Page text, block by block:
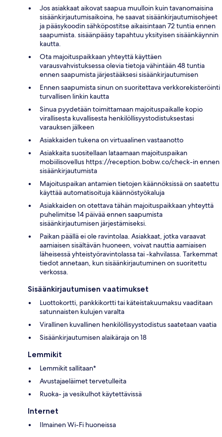
Jos asiakkaat aikovat saapua muulloin kuin tavanomaisina
sisäänkirjautumisaikoina, he saavat sisäänkirjautumisohjeet
ja pääsykoodin sähköpostitse aikaisintaan 72 tuntia ennen
saapumista. sisäänpääsy tapahtuu yksityisen sisäänkäynnin
kautta.
Ota majoituspaikkaan yhteyttä käyttäen
varausvahvistuksessa olevia tietoja vähintään 48 tuntia
ennen saapumista järjestääksesi sisäänkirjautumisen
Ennen saapumista sinun on suoritettava verkkorekisteröinti
turvallisen linkin kautta
Sinua pyydetään toimittamaan majoituspaikalle kopio
virallisesta kuvallisesta henkilöllisyystodistuksestasi
varauksen jälkeen
Asiakkaiden tukena on virtuaalinen vastaanotto
Asiakkaita suositellaan lataamaan majoituspaikan
mobiilisovellus https://reception.bobw.co/check-in ennen
sisäänkirjautumista
Majoituspaikan antamien tietojen käännöksissä on saatettu
käyttää automatisoituja käännöstyökaluja
Asiakkaiden on otettava tähän majoituspaikkaan yhteyttä
puhelimitse 14 päivää ennen saapumista
sisäänkirjautumisen järjestämiseksi.
Paikan päällä ei ole ravintolaa. Asiakkaat, jotka varaavat
aamiaisen sisältävän huoneen, voivat nauttia aamiaisen
läheisessä yhteistyöravintolassa tai -kahvilassa. Tarkemmat
tiedot annetaan, kun sisäänkirjautuminen on suoritettu
verkossa.
Sisäänkirjautumisen vaatimukset
Luottokortti, pankkikortti tai käteistakuumaksu vaaditaan
satunnaisten kulujen varalta
Virallinen kuvallinen henkilöllisyystodistus saatetaan vaatia
Sisäänkirjautumisen alaikäraja on 18
Lemmikit
Lemmikit sallitaan*
Avustajaeläimet tervetulleita
Ruoka- ja vesikulhot käytettävissä
Internet
Ilmainen Wi-Fi huoneissa